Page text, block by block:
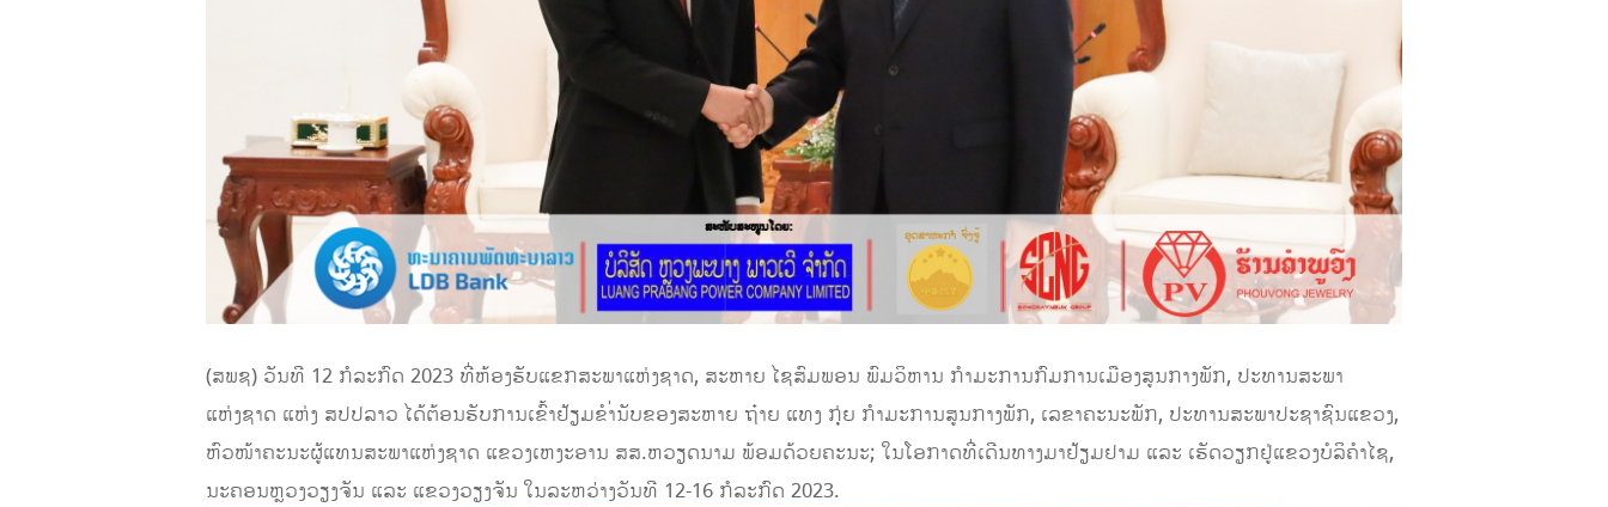
(ສພຊ) ວັນທີ 12 ກໍລະກົດ 2023 ທີ່ຫ້ອງຮັບແຂກສະພາແຫ່ງຊາດ, ສະຫາຍ ໄຊສົມພອນ ພົມວິຫານ ກຳມະການກົມການເມືອງສູນກາງພັກ, ປະທານສະພາ
ແຫ່ງຊາດ ແຫ່ງ ສປປລາວ ໄດ້ຕ້ອນຮັບການເຂົ້າຢ້ຽມຂຳ່ນັບຂອງສະຫາຍ ຖ໋າຍ ແທງ ກຸ່ຍ ກຳມະການສູນກາງພັກ, ເລຂາຄະນະພັກ, ປະທານສະພາປະຊາຊົນແຂວງ,
ຫົວໜ້າຄະນະຜູ້ແທນສະພາແຫ່ງຊາດ ແຂວງເຫງະອານ ສສ.ຫວຽດນາມ ພ້ອມດ້ວຍຄະນະ; ໃນໂອກາດທີ່ເດີນທາງມາຢ້ຽມຢາມ ແລະ ເຮັດວຽກຢູ່ແຂວງບໍລິຄຳໄຊ,
ນະຄອນຫຼວງວຽງຈັນ ແລະ ແຂວງວຽງຈັນ ໃນລະຫວ່າງວັນທີ 12-16 ກໍລະກົດ 2023.